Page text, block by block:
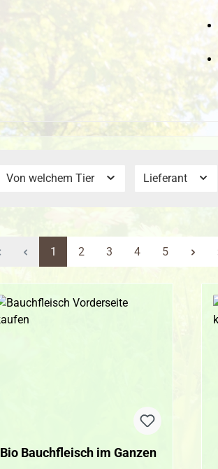
Von welchem Tier Lieferant
Seite
1 Seite
2 Seite
3 Seite
4 Seite
5
Bio Bauchfleisch im Ganzen